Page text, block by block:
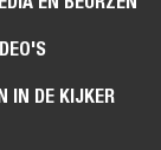
IN DE KIJKER